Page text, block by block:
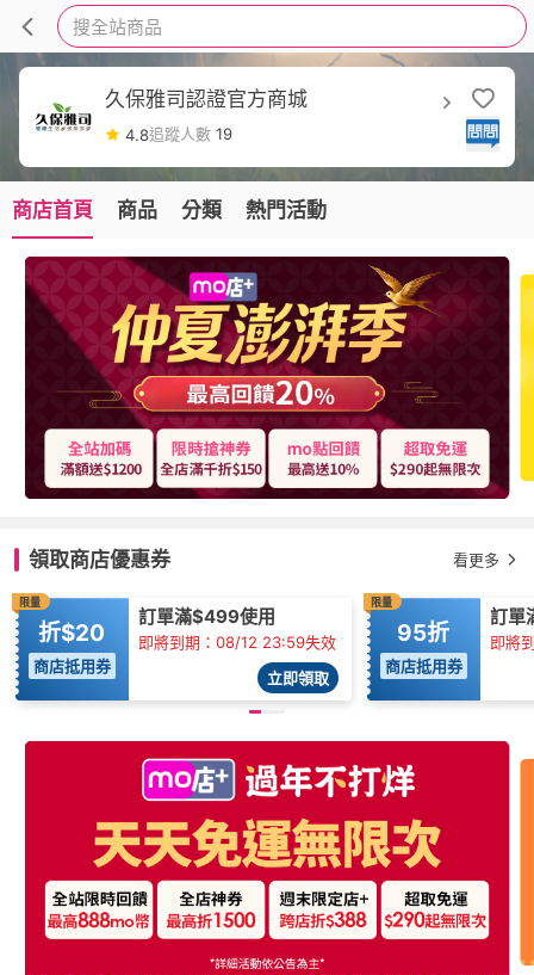
搜全站商品
久保雅司認證官方商城
4.8追蹤人數 19
商店首頁 商品 分類 熱門活動
領取商店優惠券 看更多
限量
折$20
商店抵用券
訂單滿$499使用
即將到期：08/12 23:59失效
立即領取
限量
95折
商店抵用券
訂單
即將